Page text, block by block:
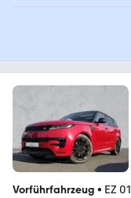
Vorführfahrzeug • EZ